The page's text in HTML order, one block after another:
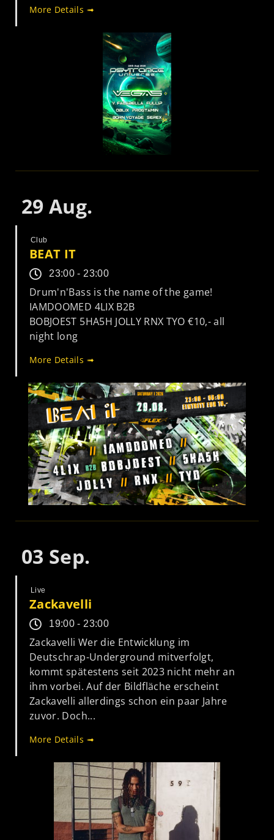
More Details ➟
29 Aug.
Club
BEAT IT
23:00 - 23:00
Drum'n'Bass is the name of the game!
IAMDOOMED 4LIX B2B
BOBJOEST 5HA5H JOLLY RNX TYO €10,- all
night long
More Details ➟
03 Sep.
Live
Zackavelli
19:00 - 23:00
Zackavelli Wer die Entwicklung im
Deutschrap-Underground mitverfolgt,
kommt spätestens seit 2023 nicht mehr an
ihm vorbei. Auf der Bildfläche erscheint
Zackavelli allerdings schon ein paar Jahre
zuvor. Doch...
More Details ➟